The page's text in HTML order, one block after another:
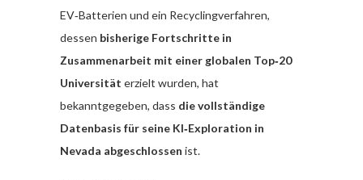
EV‑Batterien und ein Recyclingverfahren,
dessen bisherige Fortschritte in
Zusammenarbeit mit einer globalen Top‑20
Universität erzielt wurden, hat
bekanntgegeben, dass die vollständige
Datenbasis für seine KI‑Exploration in
Nevada abgeschlossen ist.